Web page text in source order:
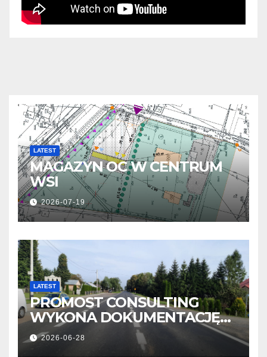
LATEST
MAGAZYN OC W CENTRUM
WSI
2026-07-19
LATEST
PROMOST CONSULTING
WYKONA DOKUMENTACJĘ
OBWODNICY NOWOSIELEC I
PISAROWIEC
2026-06-28